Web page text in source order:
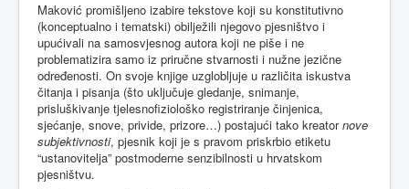
Maković promišljeno izabire tekstove koji su konstitutivno
(konceptualno i tematski) obilježili njegovo pjesništvo i
upućivali na samosvjesnog autora koji ne piše i ne
problematizira samo iz priručne stvarnosti i nužne jezične
određenosti. On svoje knjige uzglobljuje u različita iskustva
čitanja i pisanja (što uključuje gledanje, snimanje,
prisluškivanje tjelesnofiziološko registriranje činjenica,
sjećanje, snove, privide, prizore…) postajući tako kreatornove
subjektivnosti, pjesnik koji je s pravom priskrbio etiketu
“ustanovitelja” postmoderne senzibilnosti u hrvatskom
pjesništvu.